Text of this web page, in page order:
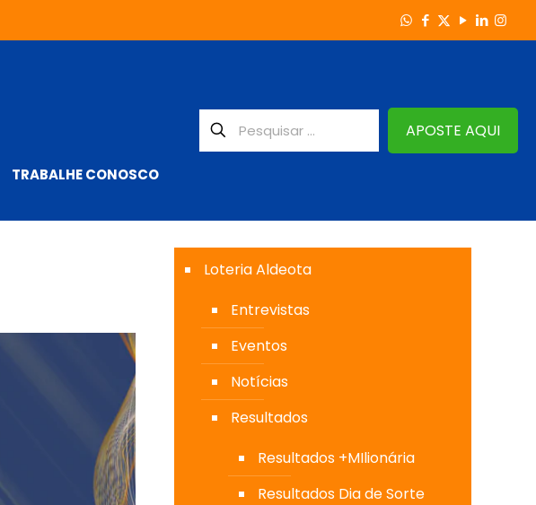
TRABALHE CONOSCO
APOSTE AQUI
Loteria Aldeota
Entrevistas
Eventos
Notícias
Resultados
Resultados +MIlionária
Resultados Dia de Sorte